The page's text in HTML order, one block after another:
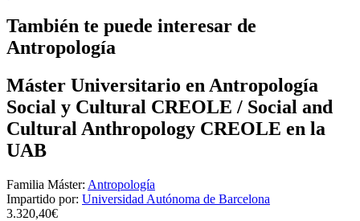
También te puede interesar de
Antropología
Máster Universitario en Antropología
Social y Cultural CREOLE / Social and
Cultural Anthropology CREOLE en la
UAB
Familia Máster: Antropología
Impartido por: Universidad Autónoma de Barcelona
3.320,40€